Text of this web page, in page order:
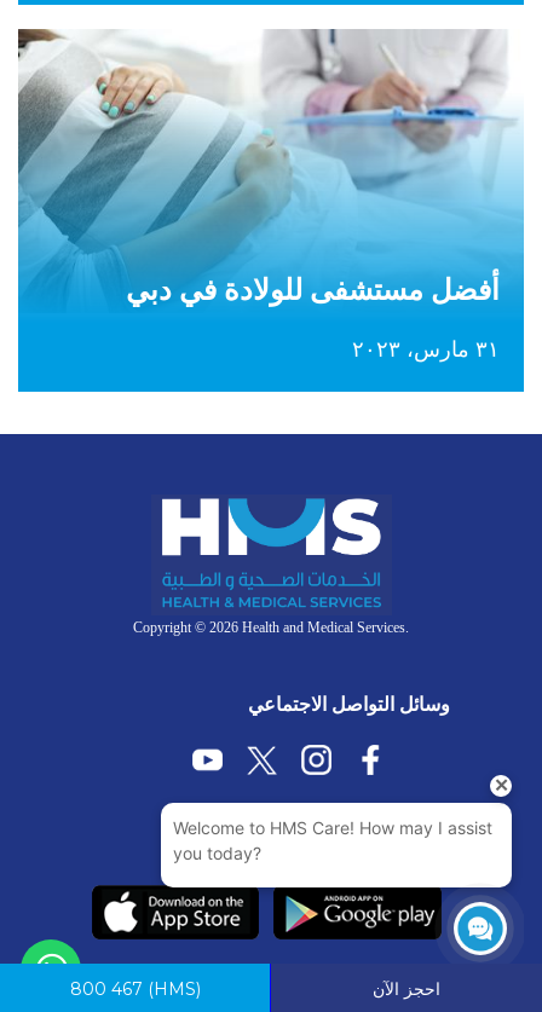
أفضل مستشفى للولادة في دبي
٣١ مارس، ٢٠٢٣
Copyright © 2026 Health and Medical Services.
وسائل التواصل الاجتماعي
800 467 (HMS) احجز الآن